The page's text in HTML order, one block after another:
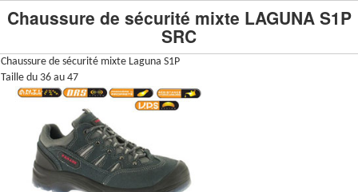
Chaussure de sécurité mixte LAGUNA S1P
SRC
Chaussure de sécurité mixte Laguna S1P
Taille du 36 au 47